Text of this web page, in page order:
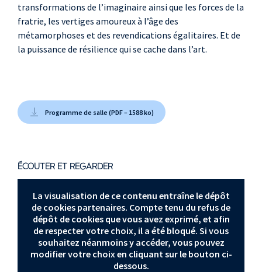
transformations de l’imaginaire ainsi que les forces de la
fratrie, les vertiges amoureux à l’âge des
métamorphoses et des revendications égalitaires. Et de
la puissance de résilience qui se cache dans l’art.
Programme de salle (PDF – 1588 ko)
ÉCOUTER ET REGARDER
La visualisation de ce contenu entraîne le dépôt
de cookies partenaires. Compte tenu du refus de
dépôt de cookies que vous avez exprimé, et afin
de respecter votre choix, il a été bloqué. Si vous
souhaitez néanmoins y accéder, vous pouvez
modifier votre choix en cliquant sur le bouton ci-
dessous.